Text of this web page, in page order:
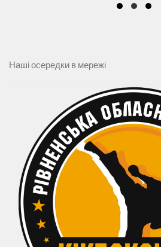
Наші осередки в мережі